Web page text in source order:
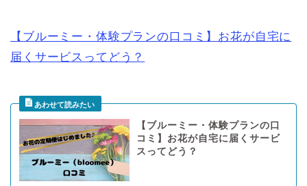
【ブルーミー・体験プランの口コミ】お花が自宅に
届くサービスってどう？
【ブルーミー・体験プランの口
コミ】お花が自宅に届くサービ
スってどう？